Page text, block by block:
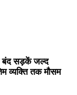
बंद सड़कें जल्द
व्यक्ति तक मौसम